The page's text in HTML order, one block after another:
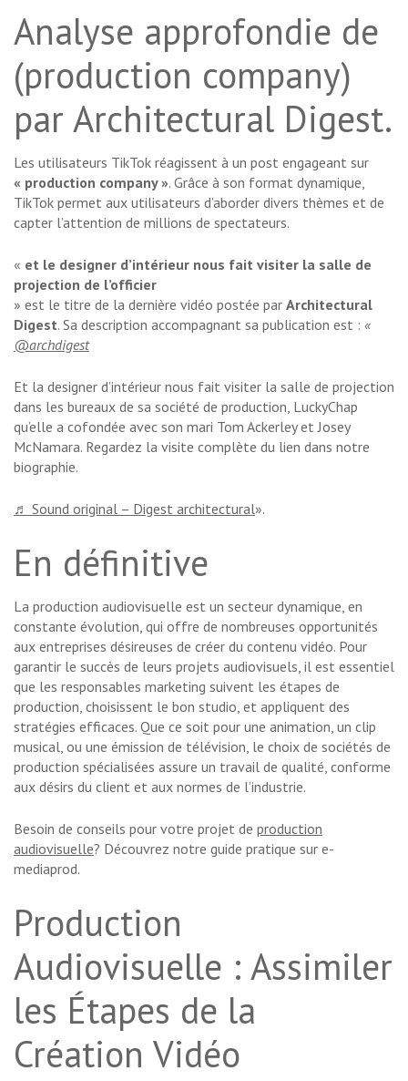
Analyse approfondie de
(production company)
par Architectural Digest.
Les utilisateurs TikTok réagissent à un post engageant sur
« production company ». Grâce à son format dynamique,
TikTok permet aux utilisateurs d’aborder divers thèmes et de
capter l’attention de millions de spectateurs.
« et le designer d’intérieur nous fait visiter la salle de
projection de l’officier
» est le titre de la dernière vidéo postée par Architectural
Digest. Sa description accompagnant sa publication est : «
@archdigest
Et la designer d’intérieur nous fait visiter la salle de projection
dans les bureaux de sa société de production, LuckyChap
qu’elle a cofondée avec son mari Tom Ackerley et Josey
McNamara. Regardez la visite complète du lien dans notre
biographie.
♬ Sound original – Digest architectural».
En définitive
La production audiovisuelle est un secteur dynamique, en
constante évolution, qui offre de nombreuses opportunités
aux entreprises désireuses de créer du contenu vidéo. Pour
garantir le succès de leurs projets audiovisuels, il est essentiel
que les responsables marketing suivent les étapes de
production, choisissent le bon studio, et appliquent des
stratégies efficaces. Que ce soit pour une animation, un clip
musical, ou une émission de télévision, le choix de sociétés de
production spécialisées assure un travail de qualité, conforme
aux désirs du client et aux normes de l’industrie.
Besoin de conseils pour votre projet de production
audiovisuelle? Découvrez notre guide pratique sur e-
mediaprod.
Production
Audiovisuelle : Assimiler
les Étapes de la
Création Vidéo